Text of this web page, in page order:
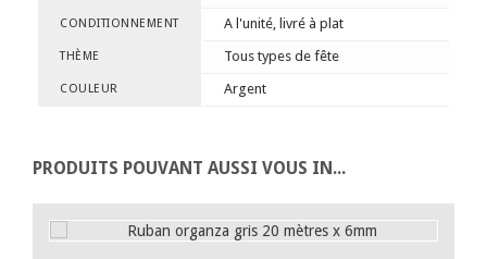
CONDITIONNEMENT A l'unité, livré à plat
THÈME Tous types de fête
COULEUR Argent
PRODUITS POUVANT AUSSI VOUS INTÉRESSER